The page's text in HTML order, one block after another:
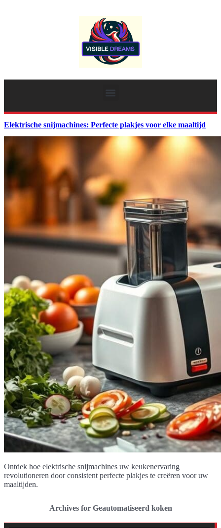
Elektrische snijmachines: Perfecte plakjes voor elke maaltijd
Ontdek hoe elektrische snijmachines uw keukenervaring
revolutioneren door consistent perfecte plakjes te creëren voor uw
maaltijden.
Archives for Geautomatiseerd koken